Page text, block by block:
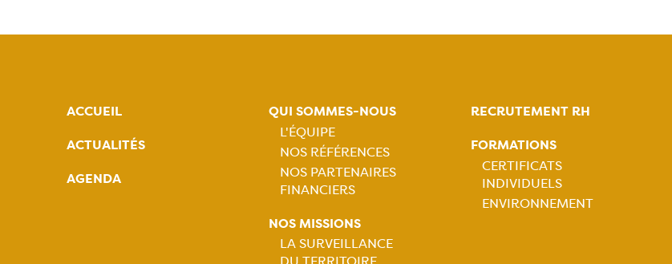
ACCUEIL
ACTUALITÉS
AGENDA
QUI SOMMES-NOUS
Navigation
principale
L'ÉQUIPE
NOS RÉFÉRENCES
NOS PARTENAIRES
FINANCIERS
NOS MISSIONS
LA SURVEILLANCE
RECRUTEMENT RH
FORMATIONS
Navigation
CERTIFICATS
INDIVIDUELS
ENVIRONNEMENT